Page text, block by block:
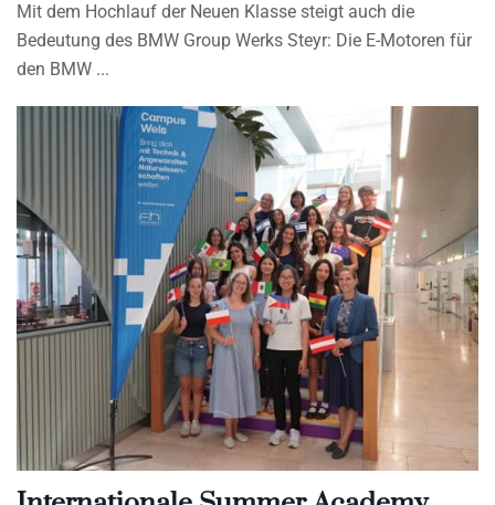
Mit dem Hochlauf der Neuen Klasse steigt auch die
Bedeutung des BMW Group Werks Steyr: Die E-Motoren für
den BMW